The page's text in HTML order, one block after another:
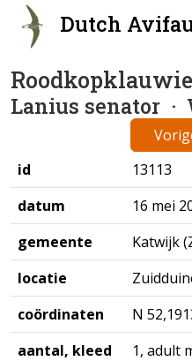
Dutch
Lanius senator ·
Vorige
id
13113
datum
16 mei
gemeente
Katwijk
locatie
coördinaten
N
aantal, kleed
1, adult